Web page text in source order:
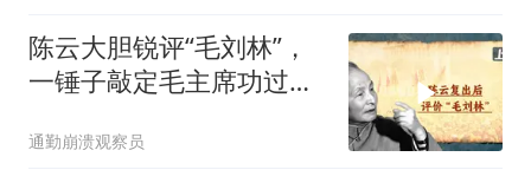
陈云大胆锐评“毛刘林”，
一锤子敲定毛主席功过，
通勤崩溃观察员